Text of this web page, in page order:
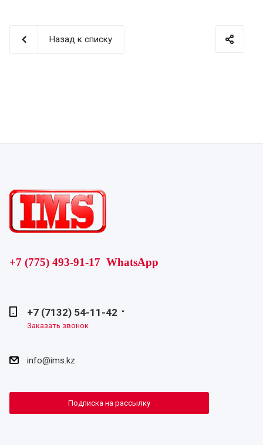
Назад к списку
+7 (775) 493-91-17 WhatsApp
+7 (7132) 54-11-42
Заказать звонок
info@ims.kz
Подписка на рассылку